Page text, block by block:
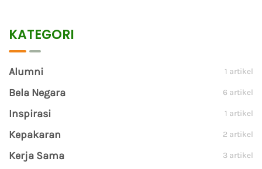
KATEGORI
Alumni 1 artikel
Bela Negara 6 artikel
Inspirasi 1 artikel
Kepakaran 2 artikel
Kerja Sama 3 artikel